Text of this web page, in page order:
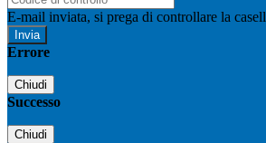
E-mail inviata, si prega di controllare la
Errore
Chiudi
Successo
Chiudi